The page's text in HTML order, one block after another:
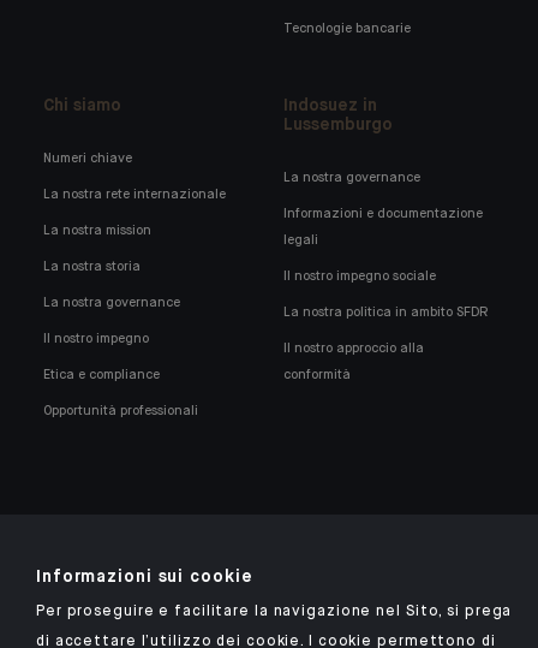
Tecnologie bancarie
Chi siamo
Numeri chiave
La nostra rete internazionale
La nostra mission
La nostra storia
La nostra governance
Il nostro impegno
Etica e compliance
Opportunità professionali
Indosuez in
Lussemburgo
La nostra governance
Informazioni e documentazione
legali
Il nostro impegno sociale
La nostra politica in ambito SFDR
Il nostro approccio alla
conformità
Scarica l'app Indosuez
Informazioni sui cookie
Per proseguire e facilitare la navigazione nel Sito, si prega
di accettare l’utilizzo dei cookie. I cookie permettono di